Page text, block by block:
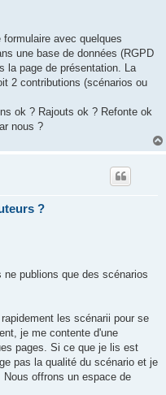
avec quelques
une base de données (RGPD
la page de présentation. La
2 contributions (scénarios ou
ok ? Rajouts ok ? Refonte ok
nous ?
?
publions que des scénarios
les scénarii pour se
je me contente d'une
pages. Si ce que je lis est
pas la qualité du scénario et je
offrons un espace de